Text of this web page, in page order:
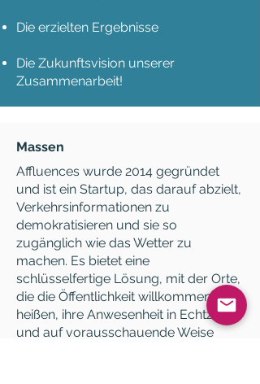
Die erzielten Ergebnisse
Die Zukunftsvision unserer
Zusammenarbeit!
Massen
Affluences wurde 2014 gegründet
und ist ein Startup, das darauf abzielt,
Verkehrsinformationen zu
demokratisieren und sie so
zugänglich wie das Wetter zu
machen. Es bietet eine
schlüsselfertige Lösung, mit der Orte,
die die Öffentlichkeit willkommen
heißen, ihre Anwesenheit in Echtzeit
und auf vorausschauende Weise